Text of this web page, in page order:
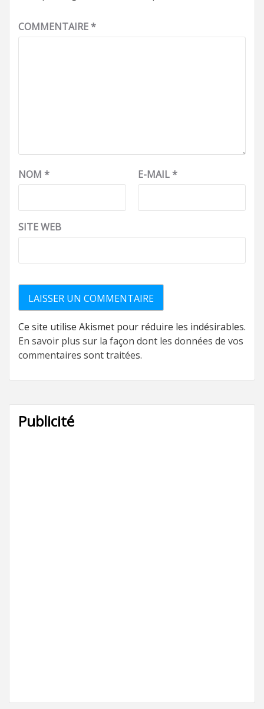
COMMENTAIRE*
NOM * E-MAIL*
SITE WEB
Ce site utilise Akismet pour réduire les indésirables.
En savoir plus sur la façon dont les données de vos
commentaires sont traitées.
Publicité